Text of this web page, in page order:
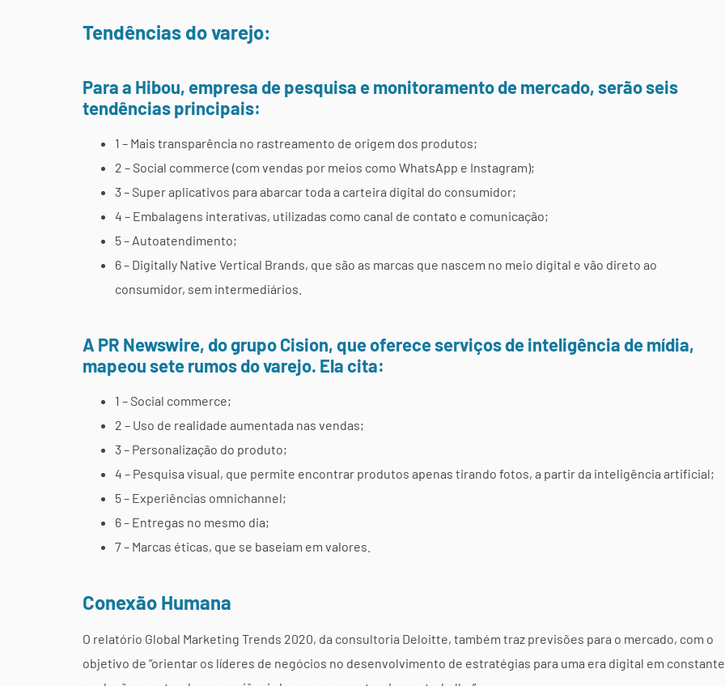
Tendências do varejo:
Para a Hibou, empresa de pesquisa e monitoramento de mercado, serão seis
tendências principais:
1 – Mais transparência no rastreamento de origem dos produtos;
2 – Social commerce (com vendas por meios como WhatsApp e Instagram);
3 – Super aplicativos para abarcar toda a carteira digital do consumidor;
4 – Embalagens interativas, utilizadas como canal de contato e comunicação;
5 – Autoatendimento;
6 – Digitally Native Vertical Brands, que são as marcas que nascem no meio digital e vão direto ao
consumidor, sem intermediários.
A PR Newswire, do grupo Cision, que oferece serviços de inteligência de mídia,
mapeou sete rumos do varejo. Ela cita:
1 – Social commerce;
2 – Uso de realidade aumentada nas vendas;
3 – Personalização do produto;
4 – Pesquisa visual, que permite encontrar produtos apenas tirando fotos, a partir da inteligência artificial;
5 – Experiências omnichannel;
6 – Entregas no mesmo dia;
7 – Marcas éticas, que se baseiam em valores.
Conexão Humana
O relatório Global Marketing Trends 2020, da consultoria Deloitte, também traz previsões para o mercado, com o
objetivo de “orientar os líderes de negócios no desenvolvimento de estratégias para uma era digital em constante